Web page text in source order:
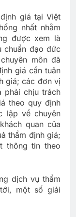
giá tại Việt
nhất nhằm
được xem là
chuẩn đạo đức
môn đã
giá cần tuân
giá; các đơn vị
phải chịu trách
theo quy định
lập về chuyên
quan của
thẩm định giá;
thông tin theo
dịch vụ thẩm
một số giải